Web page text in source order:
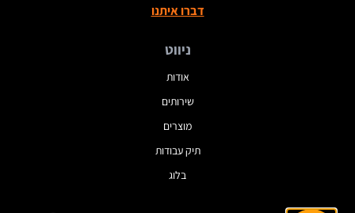
דברו איתנו
ניווט
אודות
שירותים
מוצרים
תיק עבודות
בלוג